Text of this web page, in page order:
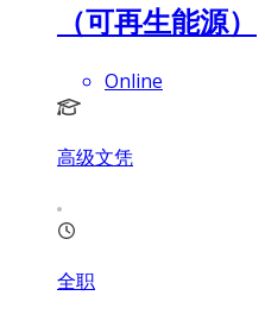
（可再生能源）
Online
高级文凭
全职